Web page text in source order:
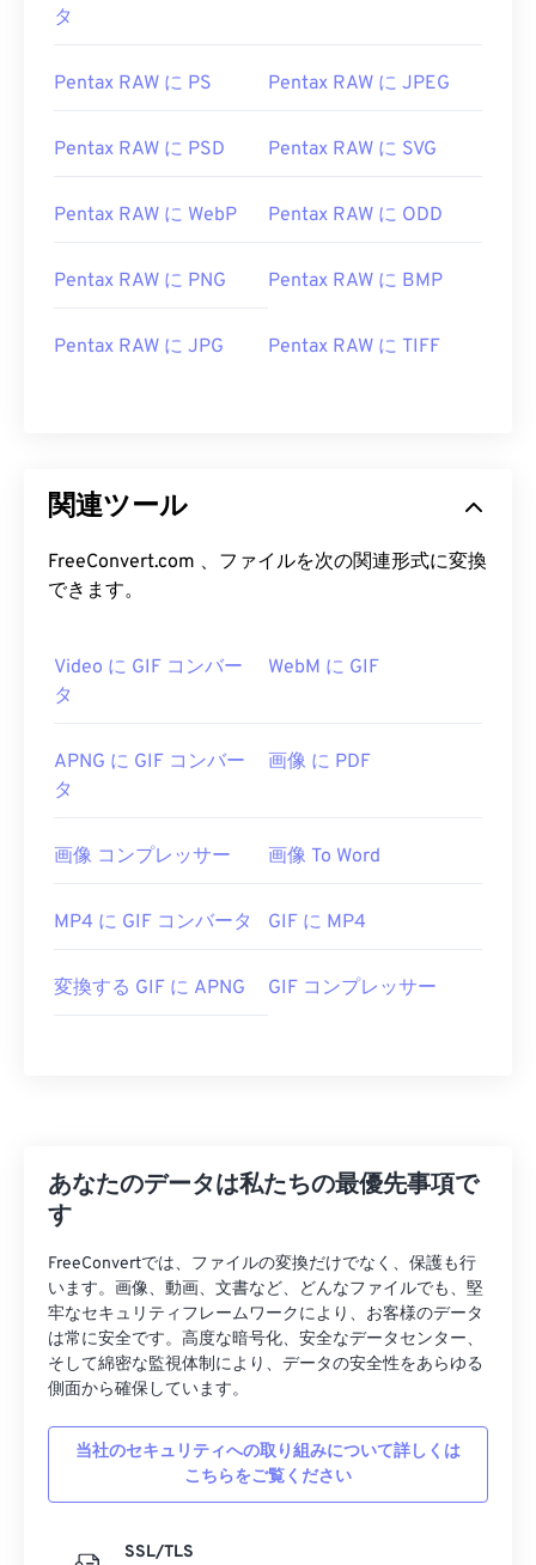
タ
Pentax RAW に PS Pentax RAW に JPEG
Pentax RAW に PSD Pentax RAW に SVG
Pentax RAW に WebP Pentax RAW に ODD
Pentax RAW に PNG Pentax RAW に BMP
Pentax RAW に JPG Pentax RAW に TIFF
関連ツール
FreeConvert.com 、ファイルを次の関連形式に変換
できます。
Video に GIF コンバー
タ
WebM に GIF
APNG に GIF コンバー
タ
画像 に PDF
画像 コンプレッサー 画像 To Word
MP4 に GIF コンバータ GIF に MP4
変換する GIF に APNG GIF コンプレッサー
あなたのデータは私たちの最優先事項で
す
FreeConvertでは、ファイルの変換だけでなく、保護も行
います。画像、動画、文書など、どんなファイルでも、堅
牢なセキュリティフレームワークにより、お客様のデータ
は常に安全です。高度な暗号化、安全なデータセンター、
そして綿密な監視体制により、データの安全性をあらゆる
側面から確保しています。
当社のセキュリティへの取り組みについて詳しくは
こちらをご覧ください
SSL/TLS